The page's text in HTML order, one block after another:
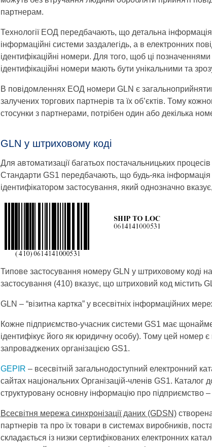
партнерам.
Технології ЕОД передбачають, що детальна
інформаційні системи заздалегідь, а в електронних
ідентифікаційні номери. Для того, щоб ці
ідентифікаційні номери мають бути унікальними та
В повідомленнях ЕОД номери GLN є
залучених торгових партнерів та їх об’єктів. Тому
стосунки з партнерами, потрібен один або декілька
GLN у штриховому коді
Для автоматизації багатьох постачальницьких
Стандарти GS1 передбачають, що будь-яка
ідентифікатором застосування, який однозначно
Типове застосування номеру GLN у штриховому коді
застосування (410) вказує, що штриховий код містить
GLN – “візитна картка” у всесвітніх інформаційних
Кожне підприємство-учасник системи GS1 має
ідентифікує його як юридичну особу). Тому цей
запроваджених організацією GS1.
GEPIR – всесвітній загальнодоступний електронний
сайтах національних Організацій-членів GS1.
структуровану основну інформацію про підприємство –
Всесвітня мережа синхронізації даних (GDSN)
партнерів та про їх товари в системах виробників,
складається із низки сертифікованих електронних